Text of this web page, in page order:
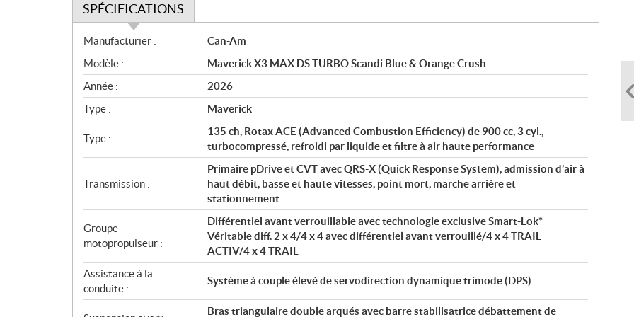
SPÉCIFICATIONS
S
p
é
c
i
f
i
t
o
n
s
Manufacturier :
Can-Am
Modèle :
Maverick X3 MAX DS TURBO Scandi Blue & Orange Crush
Année :
2026
Type :
Maverick
Type :
135 ch, Rotax ACE (Advanced Combustion Efficiency) de 900 cc, 3 cyl.,
turbocompressé, refroidi par liquide et filtre à air haute performance
Transmission :
Primaire pDrive et CVT avec QRS-X (Quick Response System), admission d’air à
haut débit, basse et haute vitesses, point mort, marche arrière et
stationnement
Groupe
motopropulseur :
Différentiel avant verrouillable avec technologie exclusive Smart-Lok*
Véritable diff. 2 x 4/4 x 4 avec différentiel avant verrouillé/4 x 4 TRAIL
ACTIV/4 x 4 TRAIL
Assistance à la
conduite :
Système à couple élevé de servodirection dynamique trimode (DPS)
Bras triangulaire double arqués avec barre stabilisatrice débattement de